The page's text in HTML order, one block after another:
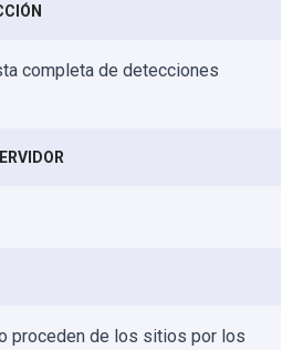
completa de detecciones
proceden de los sitios por los